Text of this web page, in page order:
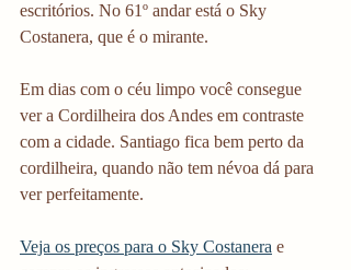
escritórios. No 61º andar está o Sky
Costanera, que é o mirante.
Em dias com o céu limpo você consegue
ver a Cordilheira dos Andes em contraste
com a cidade. Santiago fica bem perto da
cordilheira, quando não tem névoa dá para
ver perfeitamente.
Veja os preços para o Sky Costanera e